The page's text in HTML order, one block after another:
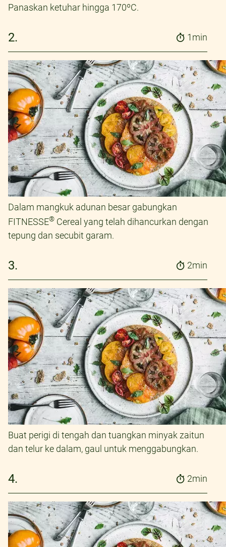
Panaskan ketuhar hingga 170ºC.
2. 1min
Dalam mangkuk adunan besar gabungkan
FITNESSE® Cereal yang telah dihancurkan dengan
tepung dan secubit garam.
3. 2min
Buat perigi di tengah dan tuangkan minyak zaitun
dan telur ke dalam, gaul untuk menggabungkan.
4. 2min